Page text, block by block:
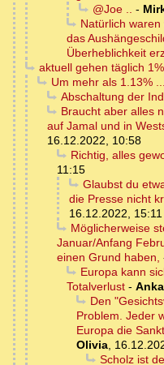
@Joe .. -
Natürlich
das
Überheblichkeit
aktuell gehen täglich
Um mehr als 1.13% ...
Abschaltung der
Braucht aber alles
auf Jamal und in
16.12.2022, 10:58
Richtig, alles
11:15
Glaubst du
die Presse nicht
16.12.2022, 15:11
Möglicherweise
Januar/Anfang
einen Grund haben,
Europa kann
Totalverlust -
Den
Problem. Jeder
Europa die
Olivia,
Scholz ist